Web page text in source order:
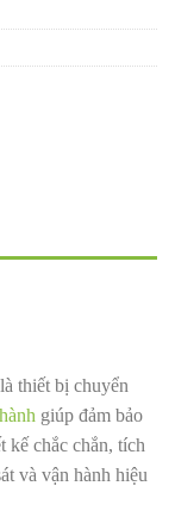
thiết bị chuyển
giúp đảm bảo
kế chắc chắn, tích
và vận hành hiệu